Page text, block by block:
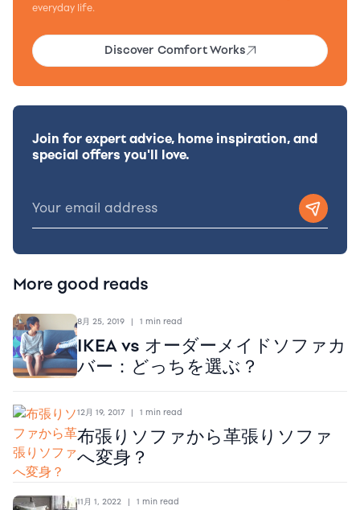
everyday life.
Discover Comfort Works
Join for expert advice, home inspiration, and
special offers you'll love.
More good reads
8月 25, 2019 | 1 min read
IKEA vs オーダーメイドソファカ
バー：どっちを選ぶ？
12月 19, 2017 | 1 min read
布張りソファから革張りソファ
へ変身？
11月 1, 2022 | 1 min read